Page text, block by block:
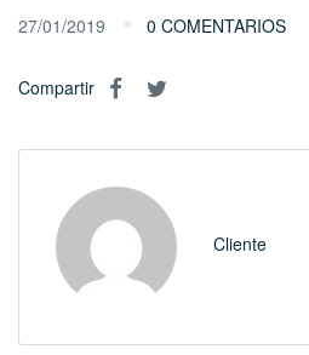
27/01/2019 0 COMENTARIOS
Compartir
Cliente